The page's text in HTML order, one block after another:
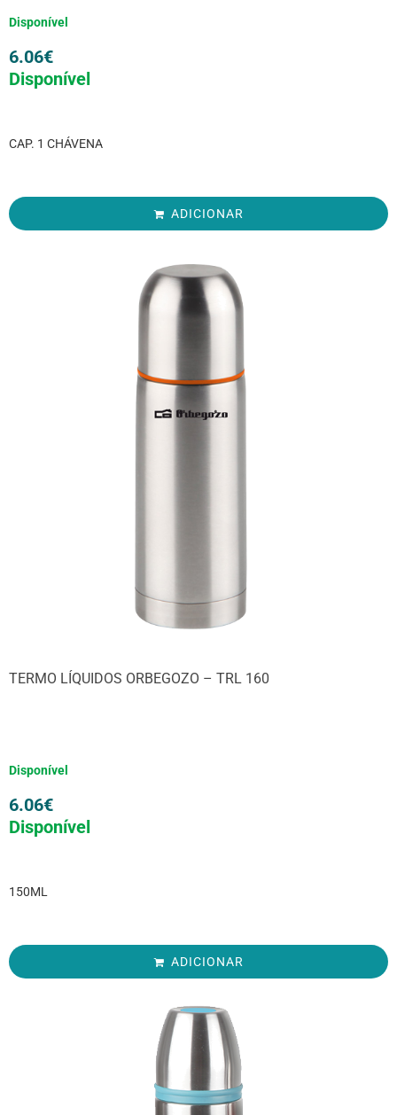
Disponível
6.06€
Disponível
CAP. 1 CHÁVENA
ADICIONAR
TERMO LÍQUIDOS ORBEGOZO – TRL 160
Disponível
6.06€
Disponível
150ML
ADICIONAR